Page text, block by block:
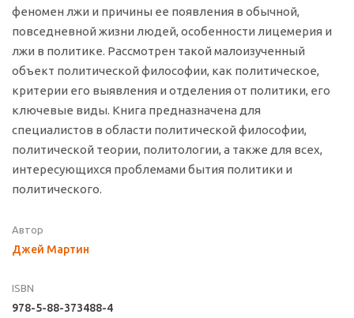
феномен лжи и причины ее появления в обычной,
повседневной жизни людей, особенности лицемерия и
лжи в политике. Рассмотрен такой малоизученный
объект политической философии, как политическое,
критерии его выявления и отделения от политики, его
ключевые виды. Книга предназначена для
специалистов в области политической философии,
политической теории, политологии, а также для всех,
интересующихся проблемами бытия политики и
политического.
Автор
Джей Мартин
ISBN
978-5-88-373488-4